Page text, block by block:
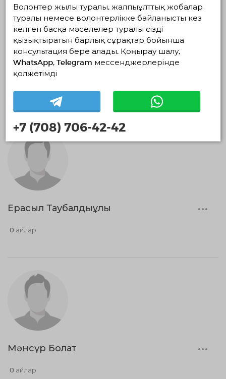
Rakhimzhan Rakhmatillaev
0 айлар
Ерасыл Таубалдыұлы
0 айлар
Мәнсүр Болат
0 айлар
Волонтер жылы туралы, жалпыұлттық жобалар
туралы немесе волонтерлікке байланысты кез
келген басқа мәселелер туралы сізді
қызықтыратын барлық сұрақтар бойынша
консультация бере алады. Қоңырау шалу,
WhatsApp, Telegram мессенджерлерінде
қолжетімді
+7 (708) 706-42-42